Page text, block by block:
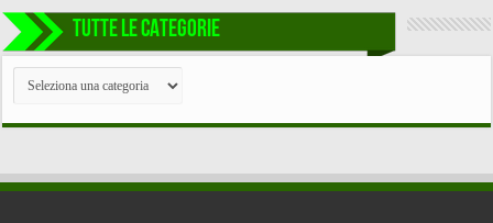
TUTTE LE CATEGORIE
TUTTE
CATEGORIE